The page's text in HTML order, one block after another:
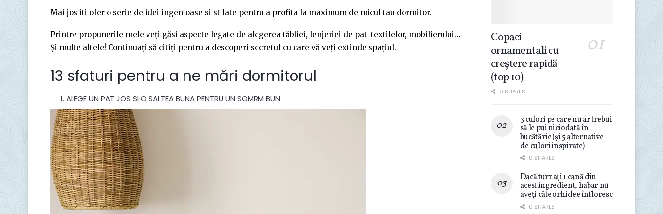
Mai jos iti ofer o serie de idei ingenioase si stilate pentru a profita la maximum de micul tau dormitor.
Printre propunerile mele veți găsi aspecte legate de alegerea tăbliei, lenjeriei de pat, textilelor, mobilierului…
Și multe altele! Continuați să citiți pentru a descoperi secretul cu care vă veți extinde spațiul.
13 sfaturi pentru a ne mări dormitorul
ALEGE UN PAT JOS SI O SALTEA BUNA PENTRU UN SOMRM BUN
Copaci
ornamentali cu
creștere rapidă
(top 10)
0 SHARES
3 culori pe care nu ar trebui
să le pui niciodată în
bucătărie (și 5 alternative
de culori inspirate)
0 SHARES
Dacă turnați 1 cană din
acest ingredient, habar nu
aveți câte orhidee înfloresc
0 SHARES